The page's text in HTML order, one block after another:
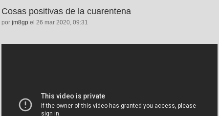
Cosas positivas de la cuarentena
por jm8gp el 26 mar 2020, 09:31